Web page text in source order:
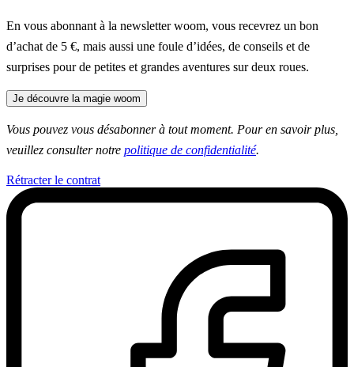
En vous abonnant à la newsletter woom, vous recevrez un bon
d’achat de 5 €, mais aussi une foule d’idées, de conseils et de
surprises pour de petites et grandes aventures sur deux roues.
Je découvre la magie woom
Vous pouvez vous désabonner à tout moment. Pour en savoir plus,
veuillez consulter notre politique de confidentialité.
Rétracter le contrat